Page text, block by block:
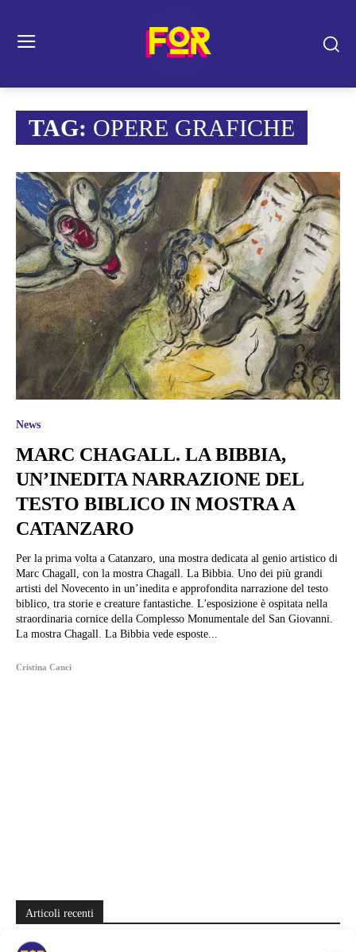
TAG: OPERE GRAFICHE
News
MARC CHAGALL. LA BIBBIA,
UN’INEDITA NARRAZIONE DEL
TESTO BIBLICO IN MOSTRA A
CATANZARO
Per la prima volta a Catanzaro, una mostra dedicata al genio artistico di
Marc Chagall, con la mostra Chagall. La Bibbia. Uno dei più grandi
artisti del Novecento in un’inedita e approfondita narrazione del testo
biblico, tra storie e creature fantastiche. L'esposizione è ospitata nella
straordinaria cornice della Complesso Monumentale del San Giovanni.
La mostra Chagall. La Bibbia vede esposte...
Cristina Canci
Articoli recenti
La paura dell’altezza torna al cinema | Il sequel di Fall cambia